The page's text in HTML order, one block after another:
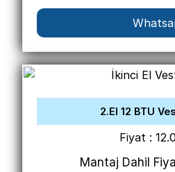
2.El 12 BTU
Fiyat :
Mantaj Dahil